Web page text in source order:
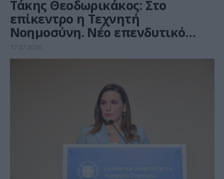
Τάκης Θεοδωρικάκος: Στο
επίκεντρο η Τεχνητή
Νοημοσύνη. Νέο επενδυτικό
πρόγραμμα 150 εκατ. ευρώ για
τις μικρομεσαίες επιχειρήσεις
17.07.2026